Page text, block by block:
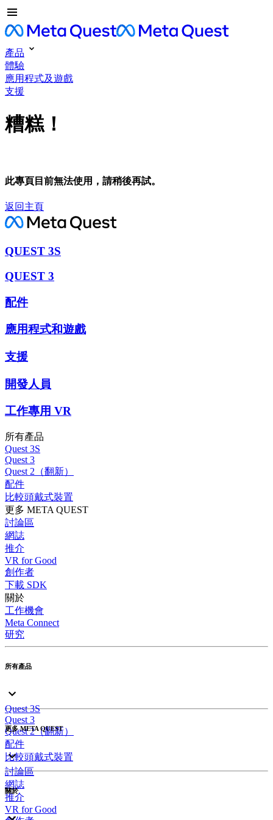
產品
體驗
應用程式及遊戲
支援
糟糕！
此專頁目前無法使用，請稍後再試。
返回主頁
QUEST 3S
QUEST 3
配件
應用程式和遊戲
支援
開發人員
工作專用 VR
所有產品
Quest 3S
Quest 3
Quest 2（翻新）
配件
比較頭戴式裝置
更多 META QUEST
討論區
網誌
推介
VR for Good
創作者
下載 SDK
關於
工作機會
Meta Connect
研究
所有產品
Quest 3S
Quest 3
Quest 2（翻新）
配件
比較頭戴式裝置
更多 META QUEST
討論區
網誌
推介
VR for Good
關於